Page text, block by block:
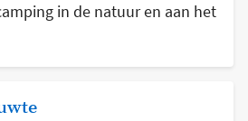
in de natuur en aan het